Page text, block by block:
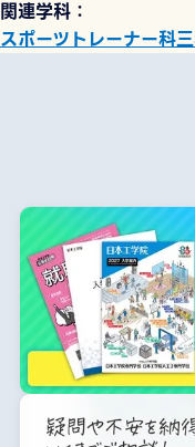
関連学科
スポーツトレーナー科